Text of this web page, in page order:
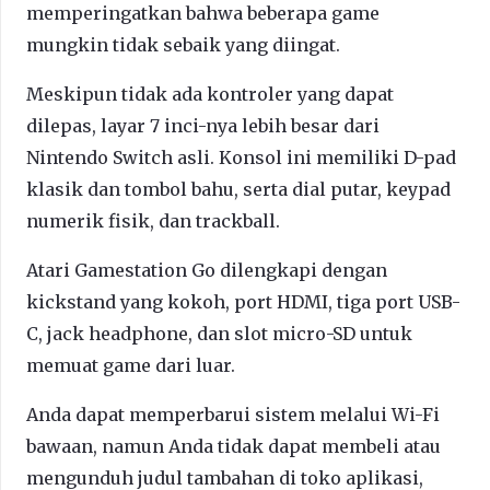
memperingatkan bahwa beberapa game
mungkin tidak sebaik yang diingat.
Meskipun tidak ada kontroler yang dapat
dilepas, layar 7 inci-nya lebih besar dari
Nintendo Switch asli. Konsol ini memiliki D-pad
klasik dan tombol bahu, serta dial putar, keypad
numerik fisik, dan trackball.
Atari Gamestation Go dilengkapi dengan
kickstand yang kokoh, port HDMI, tiga port USB-
C, jack headphone, dan slot micro-SD untuk
memuat game dari luar.
Anda dapat memperbarui sistem melalui Wi-Fi
bawaan, namun Anda tidak dapat membeli atau
mengunduh judul tambahan di toko aplikasi,